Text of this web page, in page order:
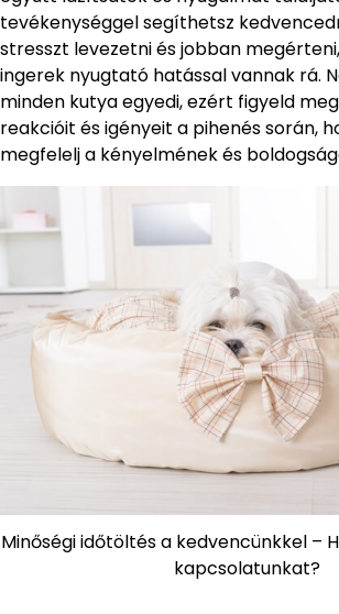
tevékenységgel segíthetsz
stresszt levezetni és jobban
ingerek nyugtató hatással vannak rá.
minden kutya egyedi, ezért figyeld
reakcióit és igényeit a pihenés során,
megfelelj a kényelmének és
Minőségi időtöltés a kedvencünkkel –
kapcsolatunkat?